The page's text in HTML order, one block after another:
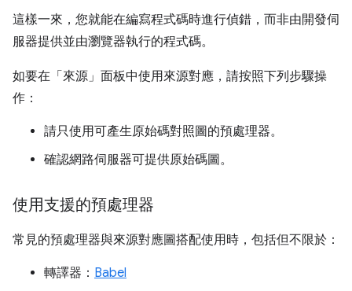
這樣一來，您就能在編寫程式碼時進行偵錯，而非由開發伺
服器提供並由瀏覽器執行的程式碼。
如要在「來源」 面板中使用來源對應，請按照下列步驟操
作：
請只使用可產生原始碼對照圖的預處理器。
確認網路伺服器可提供原始碼圖。
使用支援的預處理器
常見的預處理器與來源對應圖搭配使用時，包括但不限於：
轉譯器： Babel